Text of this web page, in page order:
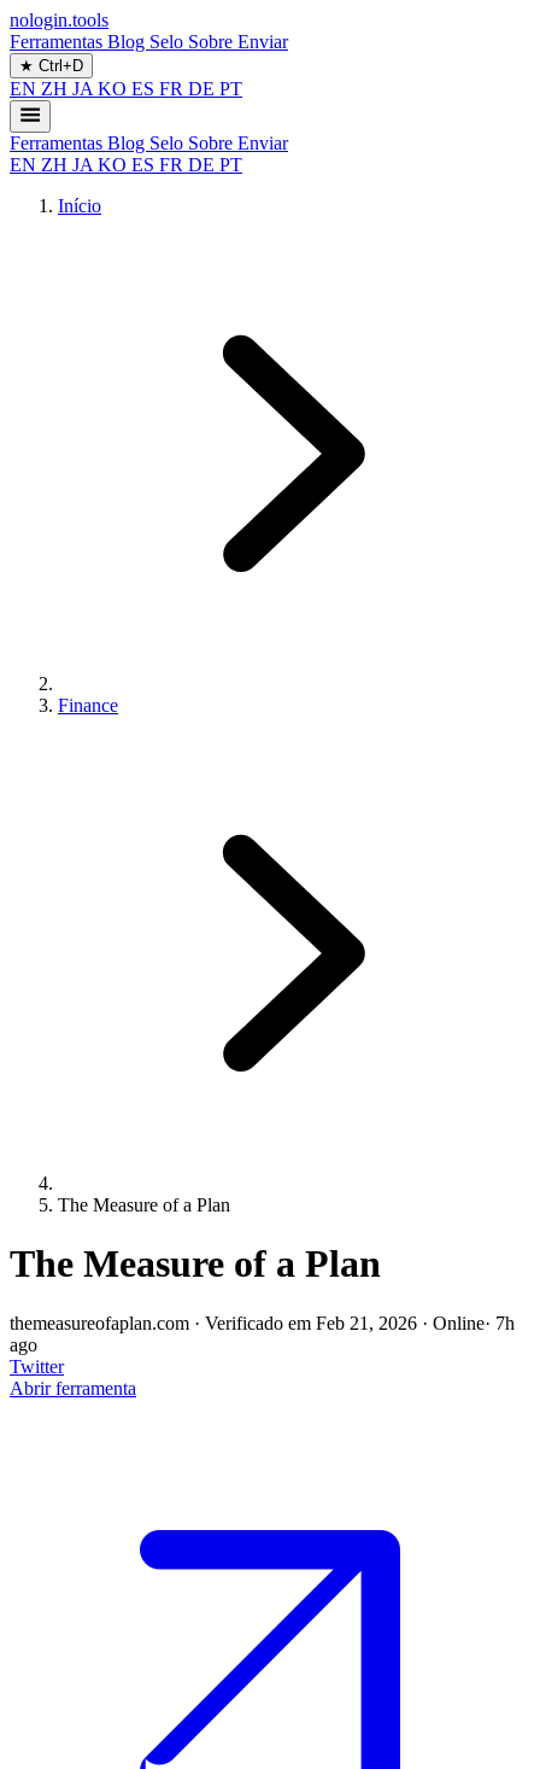
nologin.tools
Ferramentas Blog Selo Sobre Enviar
★ Ctrl+D
EN ZH JA KO ES FR DE PT
Ferramentas Blog Selo Sobre Enviar
EN ZH JA KO ES FR DE PT
Início
Finance
The Measure of a Plan
The Measure of a Plan
themeasureofaplan.com · Verificado em Feb 21, 2026 · Online· 7h
ago
Twitter
Abrir ferramenta